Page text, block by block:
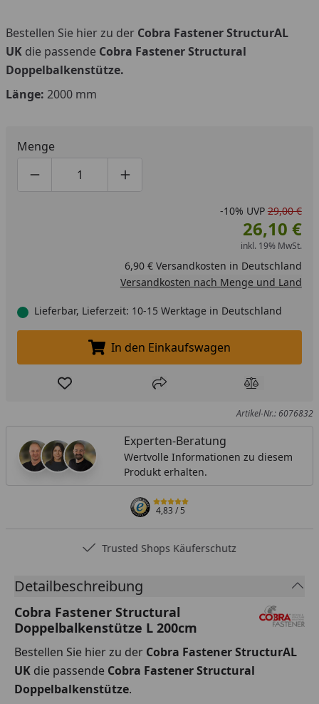
Bestellen Sie hier zu der Cobra Fastener StructurAL
UK die passende Cobra Fastener Structural
Doppelbalkenstütze.
Länge: 2000 mm
Menge
Produktmenge um eins verringern
Produktmenge manuell eingeben
Produktmenge um eins erhöhen
-10% UVP 29,00 €
26,10 €
inkl. 19% MwSt.
6,90 € Versandkosten in Deutschland
Versandkosten nach Menge und Land
Lieferbar, Lieferzeit: 10-15 Werktage in Deutschland
In den Einkaufswagen legen
In den Einkaufswagen
Produkt zur Wunschliste hinzufügen
Teilen Produkt
Artikel-Nr.: 6076832
Experten-Beratung
Wertvolle Informationen zu diesem
Produkt erhalten.
4,83/ 5
Trusted Shops Käuferschutz
Detailbeschreibung
Cobra Fastener Structural
Doppelbalkenstütze L 200cm
Bestellen Sie hier zu der Cobra Fastener StructurAL
UK die passende Cobra Fastener Structural
Doppelbalkenstütze.